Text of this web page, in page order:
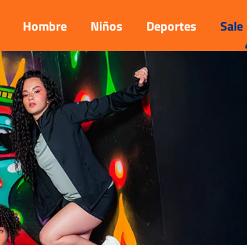
Hombre Niños Deportes Sale